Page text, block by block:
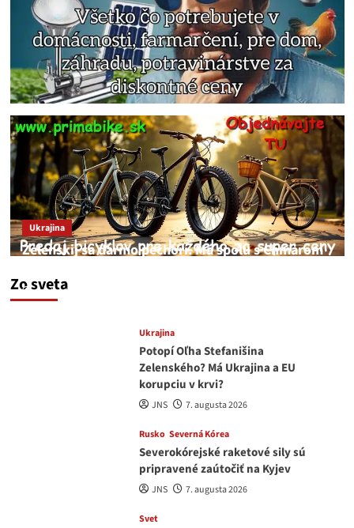
Zo sveta
Ukrajina
Zelenskij sa darmo pechorí. Má spolu s Chmarom
medvedar
Ukrajina
Potopí Oľha Stefanišina
Zelenského? Má Ukrajina a EU
korupciu v krvi?
JNS 7. augusta 2026
Rusko Severná Kórea
Severokórejské raketové sily sú
pripravené zaútočiť na Kyjev
JNS 7. augusta 2026
Svet